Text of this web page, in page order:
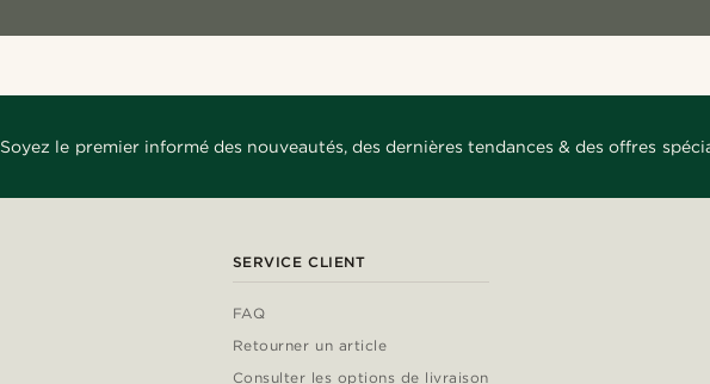
Soyez le premier informé des nouveautés, des dernières tendances & des offres
SERVICE CLIENT
FAQ
Retourner un article
Consulter les options de livraison